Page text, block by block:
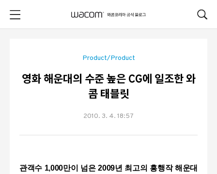
Product/Product
영화 해운대의 수준 높은 CG에 일조한 와
콤 태블릿
2010. 3. 4. 18:57
관객수 1,000만이 넘은 2009년 최고의 흥행작 해운대